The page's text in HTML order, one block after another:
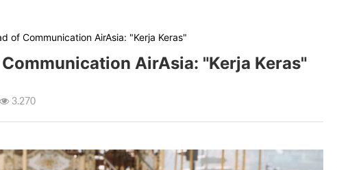
of Communication AirAsia: "Kerja Keras"
AirAsia: "Kerja Keras"
3.270